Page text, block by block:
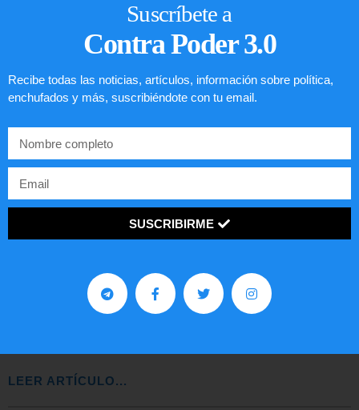
Comunistas no son bienvenidos en
LEER ARTÍCULO...
Suscríbete a
Contra Poder 3.0
Recibe todas las noticias, artículos, información sobre política,
enchufados y más, suscribiéndote con tu email.
SUSCRIBIRME